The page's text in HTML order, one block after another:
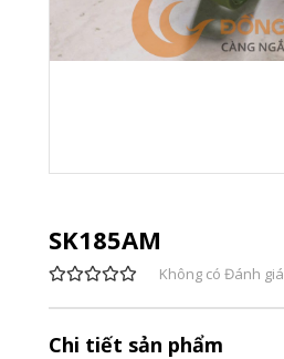
SK185AM
Không có Đánh giá
Chi tiết sản phẩm